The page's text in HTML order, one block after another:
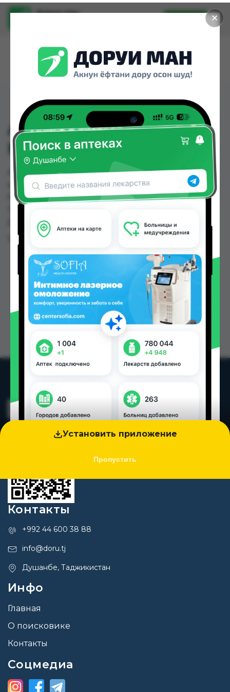
✕
Установить приложение
Пропустить
Доруи ман
Установить
ANKLE BRACE "TYNOR"
M
ANKLE BRACE "TYNOR" M можно купить или
заказать в аптеках, Дору Фарм №6, Дору фарм
№7, Мардон, Нишон №1, Нишон №2, Нишон №3,
Душанбе и других городах Таджикистана
Цена: от25.00 TJS
Контакты
+992 44 600 38 88
info@doru.tj
Душанбе, Таджикистан
Инфо
Главная
О поисковике
Контакты
Соцмедиа